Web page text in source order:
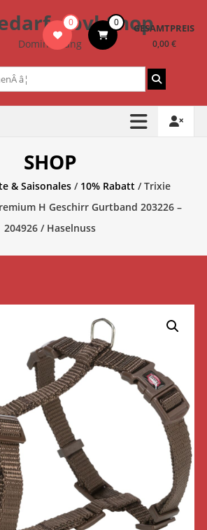
– bvl-Shop
Dominik Lang
0 0 GESAMTPREIS
0,00 €
SHOP
& Saisonales / 10% Rabatt / Trixie
H Geschirr Gurtband 203226 –
204926 / Haselnuss